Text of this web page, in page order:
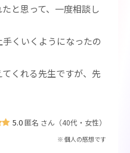
と思って、一度相談し
くいくようになったの
くれる先生ですが、先
5.0匿名 さん（40代・女性）
※ 個人の感想です